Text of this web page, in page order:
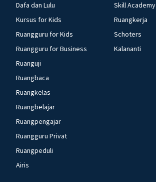
Dafa dan Lulu
Kursus for Kids
Ruangguru for Kids
Ruangguru for Business
Ruanguji
Ruangbaca
Ruangkelas
Ruangbelajar
Ruangpengajar
Ruangguru Privat
Ruangpeduli
Airis
Skill Academy
Ruangkerja
Schoters
Kalananti